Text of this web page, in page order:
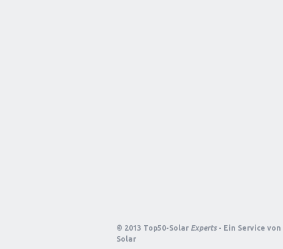
© 2013 Top50-Solar Experts - Ein Service von
Solar